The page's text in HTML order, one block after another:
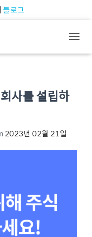
블로그
사를 설립하
2023년 02월 21일